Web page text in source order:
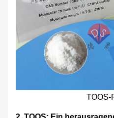
TOOS-